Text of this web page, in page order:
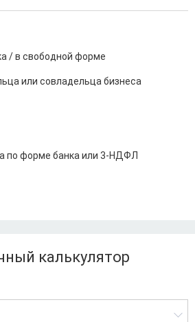
/ в свободной форме
или совладельца бизнеса
по форме банка или 3-НДФЛ
калькулятор